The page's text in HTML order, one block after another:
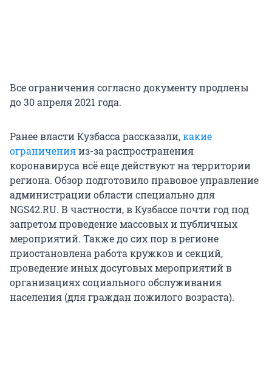
Все ограничения согласно документу продлены
до 30 апреля 2021 года.
Ранее власти Кузбасса рассказали,какие
ограниченияиз-за распространения
коронавируса всё еще действуют на территории
региона. Обзор подготовило правовое управление
администрации области специально для
NGS42.RU. В частности, в Кузбассе почти год под
запретом проведение массовых и публичных
мероприятий. Также до сих пор в регионе
приостановлена работа кружков и секций,
проведение иных досуговых мероприятий в
организациях социального обслуживания
населения (для граждан пожилого возраста).